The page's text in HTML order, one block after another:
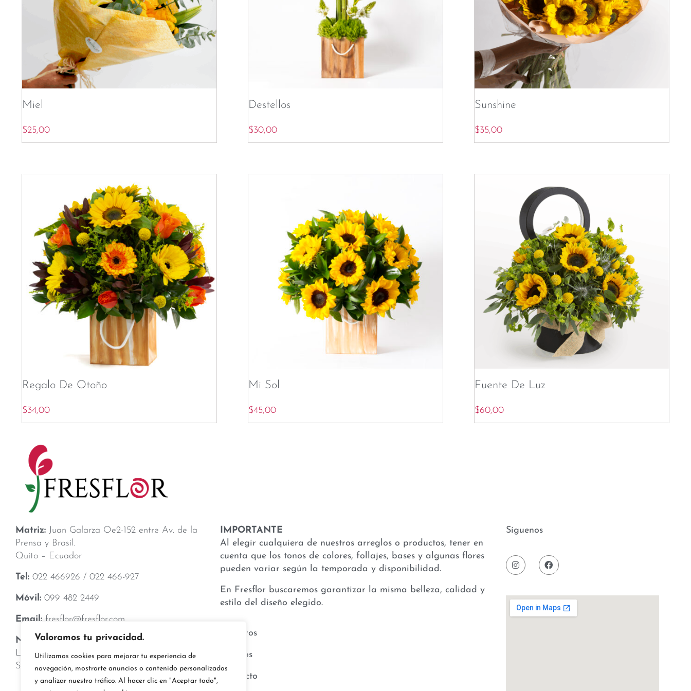
Valoramos tu privacidad.
Utilizamos cookies para mejorar tu experiencia de
navegación, mostrarte anuncios o contenido personalizados
y analizar nuestro tráfico. Al hacer clic en "Aceptar todo",
Miel
$25,00
Destellos
$30,00
Sunshine
$35,00
Regalo De Otoño
$34,00
Mi Sol
$45,00
Fuente De Luz
$60,00
Matriz: Juan Galarza Oe2-152 entre Av. de la
Prensa y Brasil.
Quito – Ecuador
Tel: 022 466926 / 022 466-927
Móvil: 099 482 2449
Email: fresflor@fresflor.com
Nuestro Horario:
Lunes a Viernes: 08H30 a 17H00
Sábado: 08H00 – 14H00
IMPORTANTE
Al elegir cualquiera de nuestros arreglos o productos, tener en
cuenta que los tonos de colores, follajes, bases y algunas flores
pueden variar según la temporada y disponibilidad.
En Fresflor buscaremos garantizar la misma belleza, calidad y
estilo del diseño elegido.
Nosotros
Eventos
Contacto
Síguenos